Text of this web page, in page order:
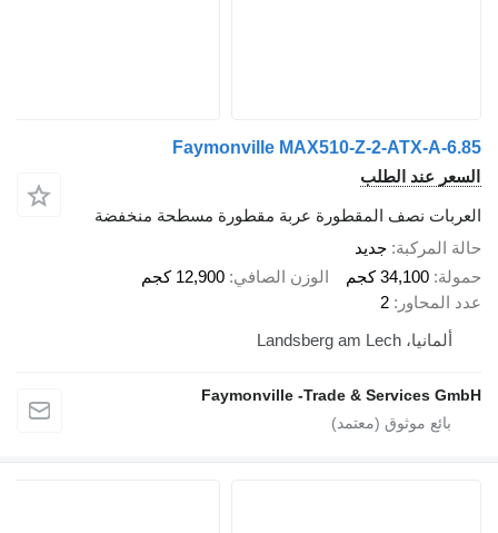
Faymonville MAX510-Z-2-ATX-A-6.85
السعر عند الطلب
العربات نصف المقطورة عربة مقطورة مسطحة منخفضة
حالة المركبة جديد
حمولة 34,100 كجم الوزن الصافي 12,900 كجم
عدد المحاور
2
ألمانيا، Landsberg am Lech
Faymonville -Trade & Services GmbH